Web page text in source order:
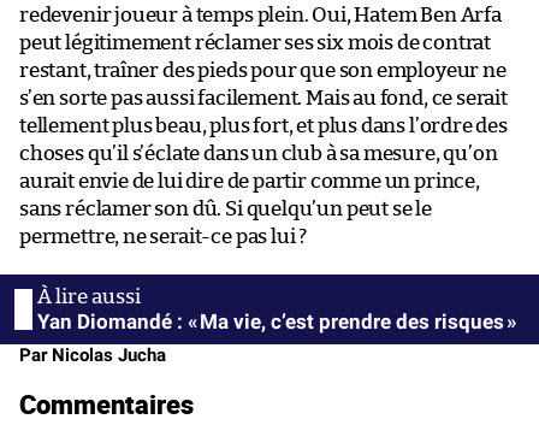
redevenir joueur à temps plein. Oui, Hatem Ben Arfa
peut légitimement réclamer ses six mois de contrat
restant, traîner des pieds pour que son employeur ne
s’en sorte pas aussi facilement. Mais au fond, ce serait
tellement plus beau, plus fort, et plus dans l’ordre des
choses qu’il s’éclate dans un club à sa mesure, qu’on
aurait envie de lui dire de partir comme un prince,
sans réclamer son dû. Si quelqu’un peut se le
permettre, ne serait-ce pas lui ?
Yan Diomandé : « Ma vie, c’est prendre des risques »
Par Nicolas Jucha
Commentaires